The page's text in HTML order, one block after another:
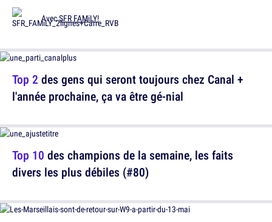
AvecSFR FAMiLY!
Top 10 des champions de la semaine, les faits
divers les plus débiles (#80)
Top 2 des gens qui seront toujours chez Canal +
l'année prochaine, ça va être gé-nial